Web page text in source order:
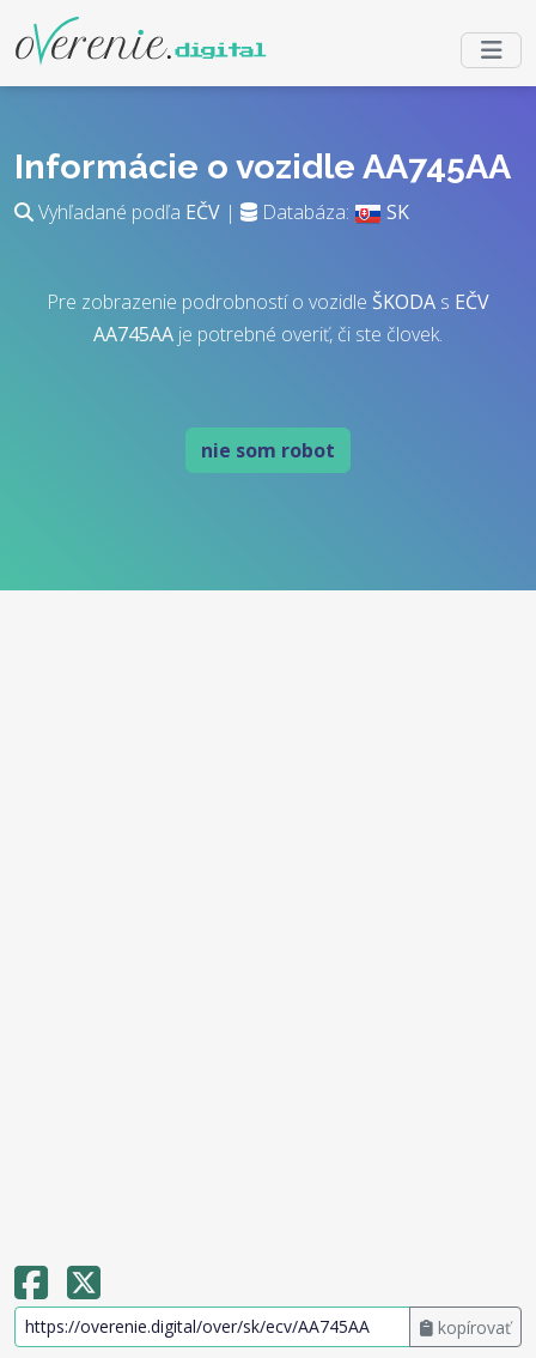
Informácie o vozidle AA745AA
Vyhľadané podľa EČV | Databáza: SK
Pre zobrazenie podrobností o vozidle ŠKODA s EČV
AA745AA je potrebné overiť, či ste človek.
nie som robot
kopírovať